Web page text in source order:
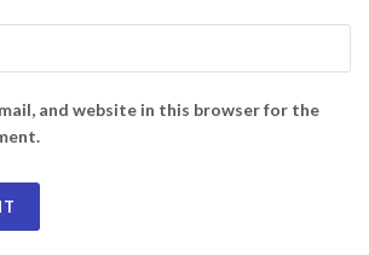
and website in this browser for the